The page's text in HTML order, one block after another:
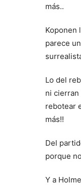
más..
Koponen
parece
Lo del
ni cierran
rebotear
más!!
Del
porque
Y a